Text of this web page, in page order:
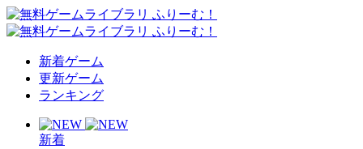
新着ゲーム
更新ゲーム
ランキング
新着